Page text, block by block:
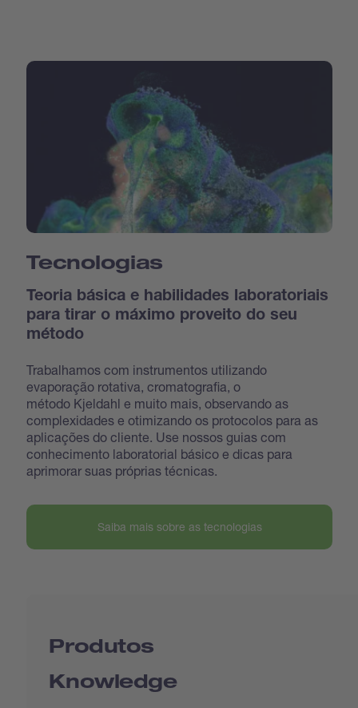
Tecnologias
Teoria básica e habilidades laboratoriais
para tirar o máximo proveito do seu
método
Trabalhamos com instrumentos utilizando
evaporação rotativa, cromatografia, o
método Kjeldahl e muito mais, observando as
complexidades e otimizando os protocolos para as
aplicações do cliente. Use nossos guias com
conhecimento laboratorial básico e dicas para
aprimorar suas próprias técnicas.
Saiba mais sobre as tecnologias
Produtos
Knowledge